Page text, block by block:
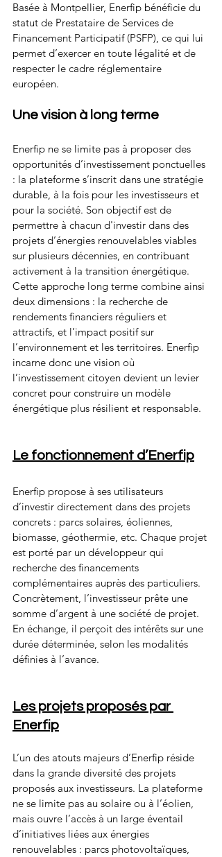
Basée à Montpellier, Enerfip bénéficie du
statut de Prestataire de Services de
Financement Participatif (PSFP), ce qui lui
permet d’exercer en toute légalité et de
respecter le cadre réglementaire
européen.
Une vision à long terme
Enerfip ne se limite pas à proposer des
opportunités d’investissement ponctuelles
: la plateforme s’inscrit dans une stratégie
durable, à la fois pour les investisseurs et
pour la société. Son objectif est de
permettre à chacun d'investir dans des
projets d’énergies renouvelables viables
sur plusieurs décennies, en contribuant
activement à la transition énergétique.
Cette approche long terme combine ainsi
deux dimensions : la recherche de
rendements financiers réguliers et
attractifs, et l’impact positif sur
l’environnement et les territoires. Enerfip
incarne donc une vision où
l’investissement citoyen devient un levier
concret pour construire un modèle
énergétique plus résilient et responsable.
Le fonctionnement d’Enerfip
Enerfip propose à ses utilisateurs
d’investir directement dans des projets
concrets : parcs solaires, éoliennes,
biomasse, géothermie, etc. Chaque projet
est porté par un développeur qui
recherche des financements
complémentaires auprès des particuliers.
Concrètement, l’investisseur prête une
somme d’argent à une société de projet.
En échange, il perçoit des intérêts sur une
durée déterminée, selon les modalités
définies à l’avance.
Les projets proposés par
Enerfip
L’un des atouts majeurs d’Enerfip réside
dans la grande diversité des projets
proposés aux investisseurs. La plateforme
ne se limite pas au solaire ou à l’éolien,
mais ouvre l’accès à un large éventail
d’initiatives liées aux énergies
renouvelables : parcs photovoltaïques,